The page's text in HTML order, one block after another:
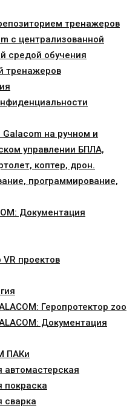
тренажеров
с централизованной
средой обучения
тренажеров
на ручном и
управлении БПЛА,
коптер, дрон.
программирование,
Документация
VR проектов
Геропротектор zoo
Документация
ПАКи
автомастерская
покраска
сварка